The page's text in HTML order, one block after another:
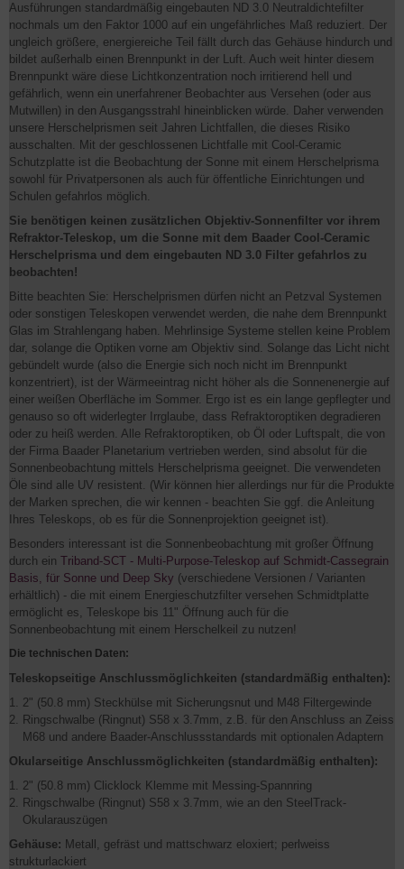
Ausführungen standardmäßig eingebauten ND 3.0 Neutraldichtefilter
nochmals um den Faktor 1000 auf ein ungefährliches Maß reduziert. Der
ungleich größere, energiereiche Teil fällt durch das Gehäuse hindurch und
bildet außerhalb einen Brennpunkt in der Luft. Auch weit hinter diesem
Brennpunkt wäre diese Lichtkonzentration noch irritierend hell und
gefährlich, wenn ein unerfahrener Beobachter aus Versehen (oder aus
Mutwillen) in den Ausgangsstrahl hineinblicken würde. Daher verwenden
unsere Herschelprismen seit Jahren Lichtfallen, die dieses Risiko
ausschalten. Mit der geschlossenen Lichtfalle mit Cool-Ceramic
Schutzplatte ist die Beobachtung der Sonne mit einem Herschelprisma
sowohl für Privatpersonen als auch für öffentliche Einrichtungen und
Schulen gefahrlos möglich.
Sie benötigen keinen zusätzlichen Objektiv-Sonnenfilter vor ihrem
Refraktor-Teleskop, um die Sonne mit dem Baader Cool-Ceramic
Herschelprisma und dem eingebauten ND 3.0 Filter gefahrlos zu
beobachten!
Bitte beachten Sie: Herschelprismen dürfen nicht an Petzval Systemen
oder sonstigen Teleskopen verwendet werden, die nahe dem Brennpunkt
Glas im Strahlengang haben. Mehrlinsige Systeme stellen keine Problem
dar, solange die Optiken vorne am Objektiv sind. Solange das Licht nicht
gebündelt wurde (also die Energie sich noch nicht im Brennpunkt
konzentriert), ist der Wärmeeintrag nicht höher als die Sonnenenergie auf
einer weißen Oberfläche im Sommer. Ergo ist es ein lange gepflegter und
genauso so oft widerlegter Irrglaube, dass Refraktoroptiken degradieren
oder zu heiß werden. Alle Refraktoroptiken, ob Öl oder Luftspalt, die von
der Firma Baader Planetarium vertrieben werden, sind absolut für die
Sonnenbeobachtung mittels Herschelprisma geeignet. Die verwendeten
Öle sind alle UV resistent. (Wir können hier allerdings nur für die Produkte
der Marken sprechen, die wir kennen - beachten Sie ggf. die Anleitung
Ihres Teleskops, ob es für die Sonnenprojektion geeignet ist).
Besonders interessant ist die Sonnenbeobachtung mit großer Öffnung
durch ein Triband-SCT - Multi-Purpose-Teleskop auf Schmidt-Cassegrain
Basis, für Sonne und Deep Sky (verschiedene Versionen / Varianten
erhältlich) - die mit einem Energieschutzfilter versehen Schmidtplatte
ermöglicht es, Teleskope bis 11" Öffnung auch für die
Sonnenbeobachtung mit einem Herschelkeil zu nutzen!
Die technischen Daten:
Teleskopseitige Anschlussmöglichkeiten (standardmäßig enthalten):
2" (50.8 mm) Steckhülse mit Sicherungsnut und M48 Filtergewinde
Ringschwalbe (Ringnut) S58 x 3.7mm, z.B. für den Anschluss an Zeiss
M68 und andere Baader-Anschlussstandards mit optionalen Adaptern
Okularseitige Anschlussmöglichkeiten (standardmäßig enthalten):
2" (50.8 mm) Clicklock Klemme mit Messing-Spannring
Ringschwalbe (Ringnut) S58 x 3.7mm, wie an den SteelTrack-
Okularauszügen
Gehäuse: Metall, gefräst und mattschwarz eloxiert; perlweiss
strukturlackiert